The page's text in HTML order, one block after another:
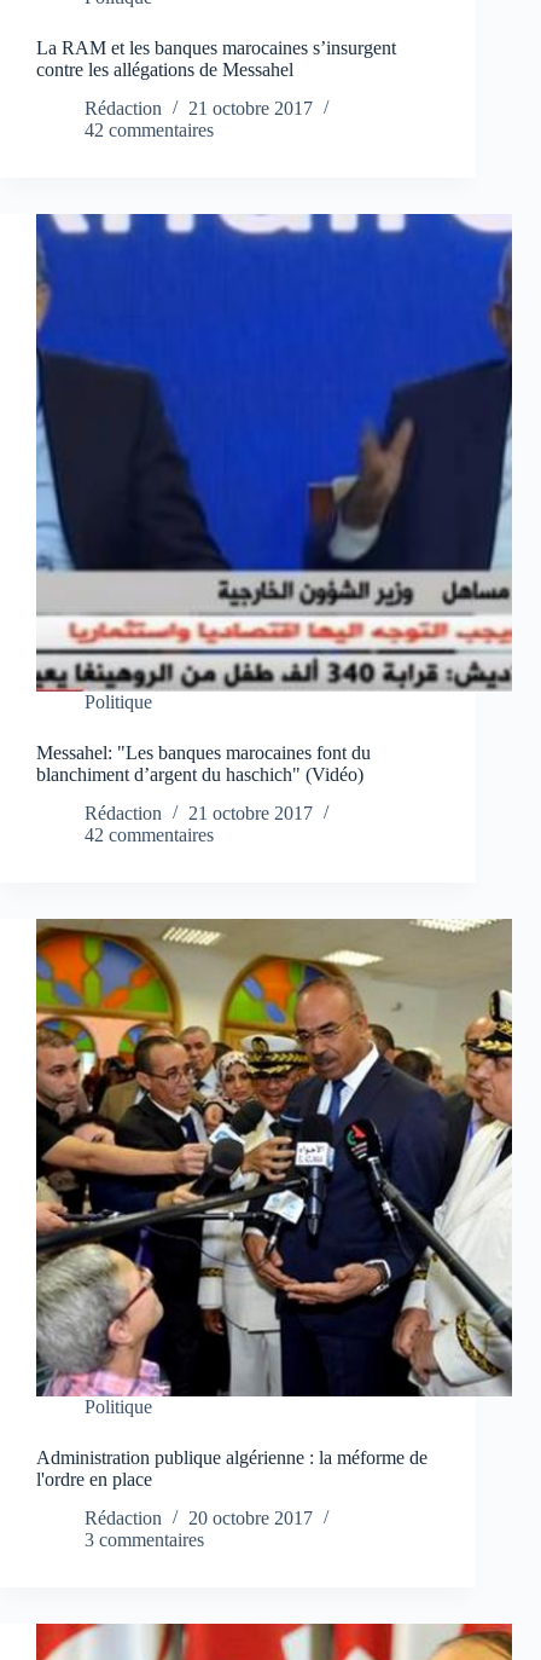
La RAM et les banques marocaines s’insurgent
contre les allégations de Messahel
Rédaction
21 octobre 2017
42 commentaires
Politique
Messahel: "Les banques marocaines font du
blanchiment d’argent du haschich" (Vidéo)
Rédaction
21 octobre 2017
42 commentaires
Politique
Administration publique algérienne : la méforme de
l'ordre en place
Rédaction
20 octobre 2017
3 commentaires